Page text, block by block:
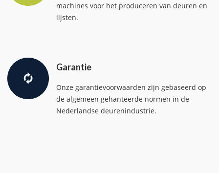
machines voor het produceren van deuren en
lijsten.
Garantie
Onze garantievoorwaarden zijn gebaseerd op
de algemeen gehanteerde normen in de
Nederlandse deurenindustrie.